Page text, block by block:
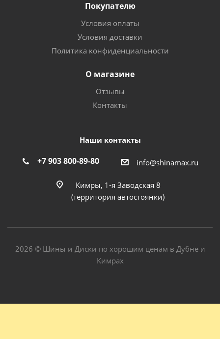
Покупателю
Условия оплаты
Условия доставки
Политика конфиденциальности
О магазине
Отзывы
Контакты
Наши контакты
+7 903 800-89-80 info@shinamax.ru
Кимры, 1-я Заводская 8
(территория автостоянки)
2026 © Шины и Диски по хорошим ценам в Дубне и
Кимрах